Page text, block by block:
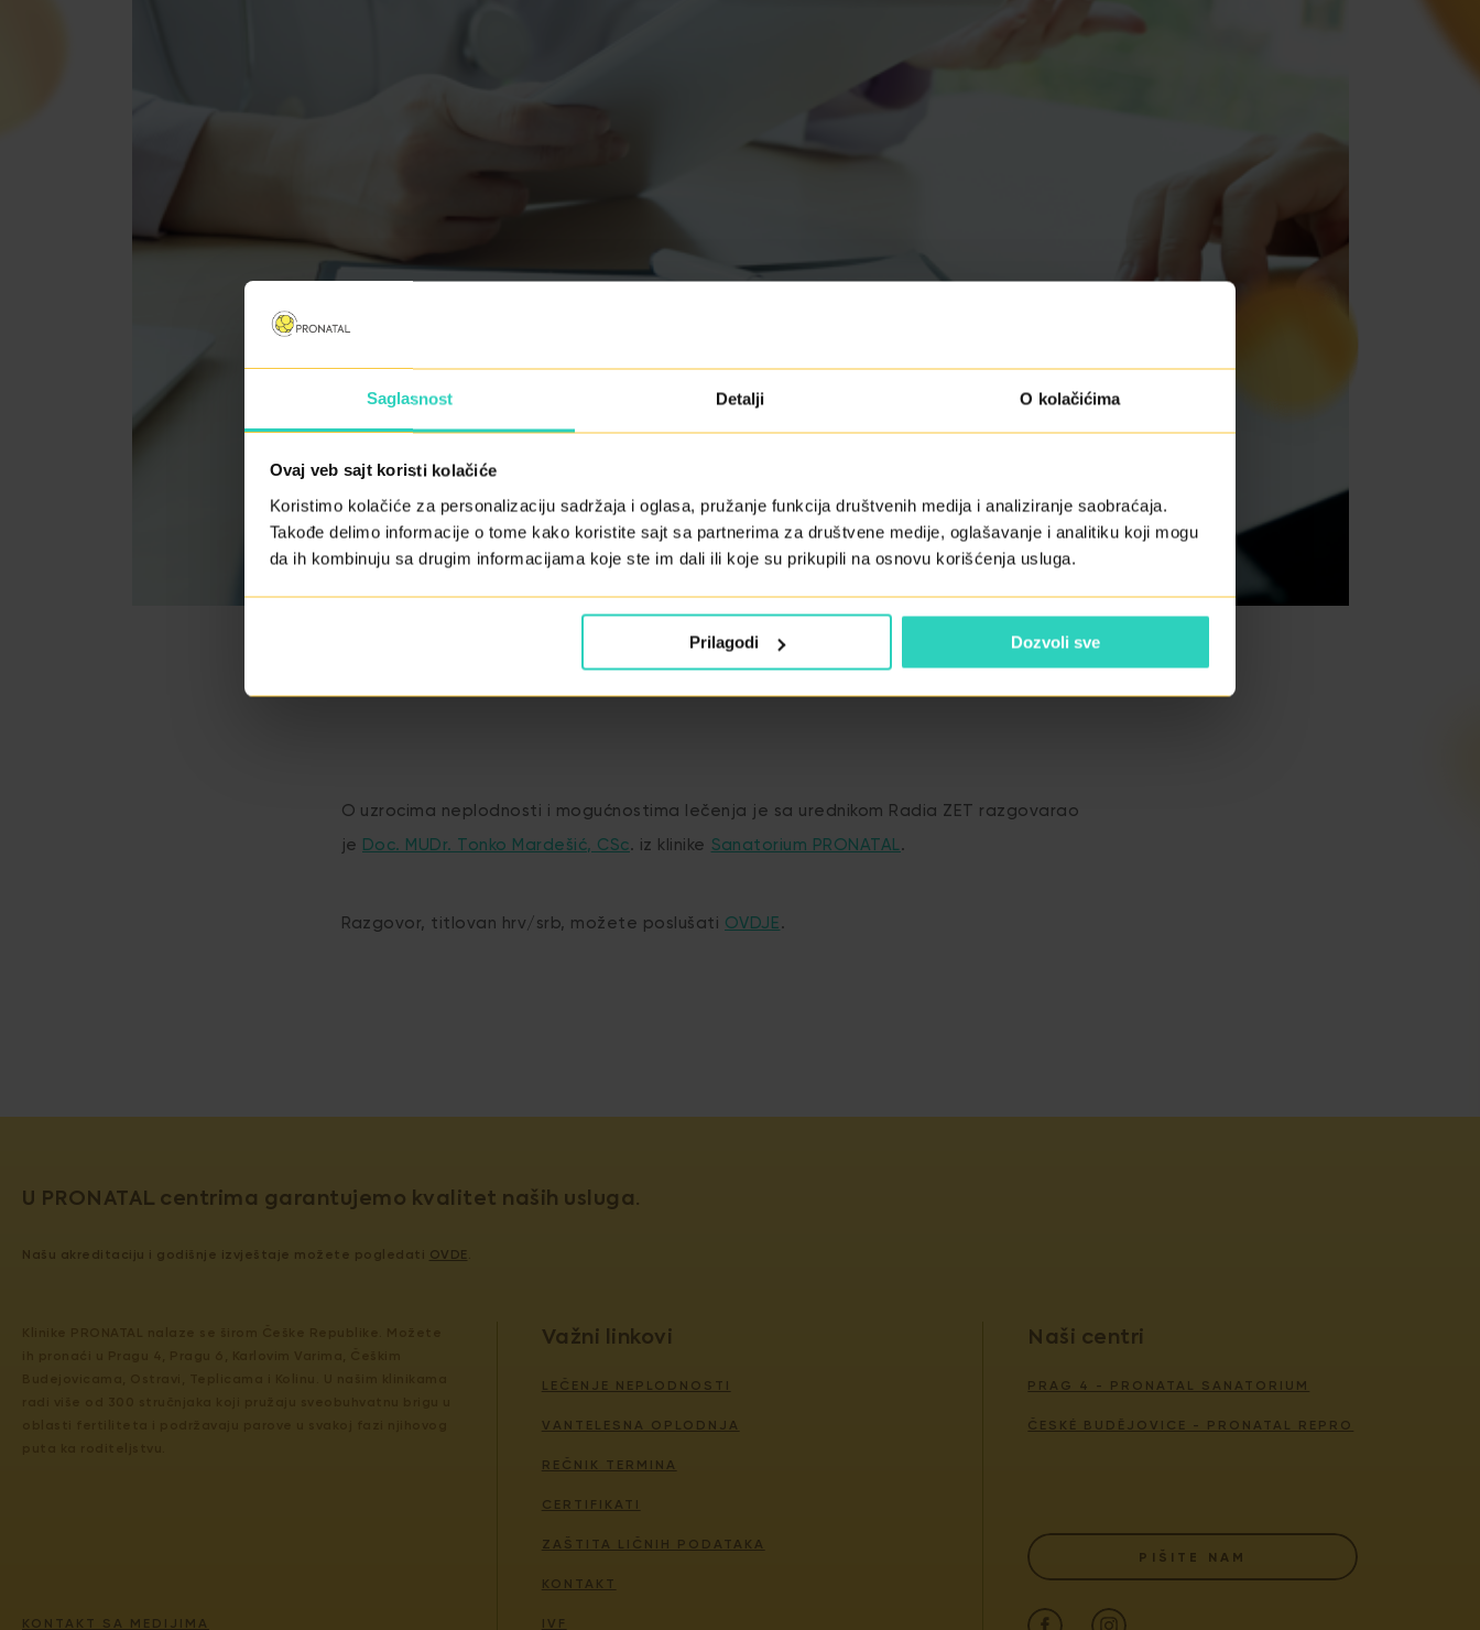
Saglasnost Detalji O kolačićima
Ovaj veb sajt koristi kolačiće
Koristimo kolačiće za personalizaciju sadržaja i oglasa, pružanje funkcija društvenih medija i analiziranje saobraćaja.
Takođe delimo informacije o tome kako koristite sajt sa partnerima za društvene medije, oglašavanje i analitiku koji mogu
da ih kombinuju sa drugim informacijama koje ste im dali ili koje su prikupili na osnovu korišćenja usluga.
Prilagodi Dozvoli sve
O uzrocima neplodnosti i mogućnostima lečenja je sa urednikom Radia ZET razgovarao
je Doc. MUDr. Tonko Mardešić, CSc. iz klinike Sanatorium PRONATAL.
Razgovor, titlovan hrv/srb, možete poslušati OVDJE.
U PRONATAL centrima garantujemo kvalitet naših usluga.
Našu akreditaciju i godišnje izvještaje možete pogledati OVDE
KONTAKT SA MEDIJIMA
Važni linkovi
LEČENJE NEPLODNOSTI
VANTELESNA OPLODNJA
REČNIK TERMINA
CERTIFIKATI
ZAŠTITA LIČNIH PODATAKA
KONTAKT
IVF
Naši centri
PRAG 4 - PRONATAL SANATORIUM
ČESKÉ BUDĚJOVICE - PRONATAL REPRO
PIŠITE NAM